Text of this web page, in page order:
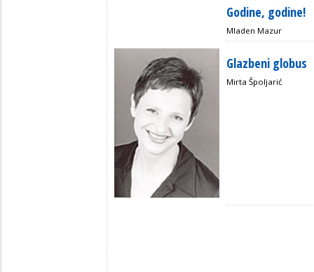
Godine, godine!
Mladen Mazur
Glazbeni globus
Mirta Špoljarić